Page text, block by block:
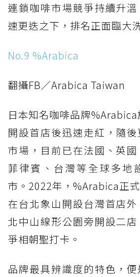
連鎖咖啡市場競爭持續升
速更迭之下，排名正面臨大
No.9 %Arabica
翻攝FB／Arabica Taiwan
日本知名咖啡品牌
開設首店後迅速走紅，隨
市場，目前已在法國、英國
菲律賓、台灣等全球多地
市。2022年，%Arabica正
在台北象山開設台灣首店
北中山線形公園旁開設二
爭相朝聖打卡。
品牌最具辨識度的特色，